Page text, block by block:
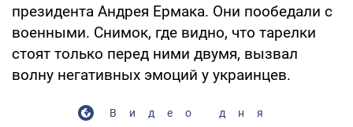
президента Андрея Ермака. Они пообедали с
военными. Снимок, где видно, что тарелки
стоят только перед ними двумя, вызвал
волну негативных эмоций у украинцев.
Видео дня